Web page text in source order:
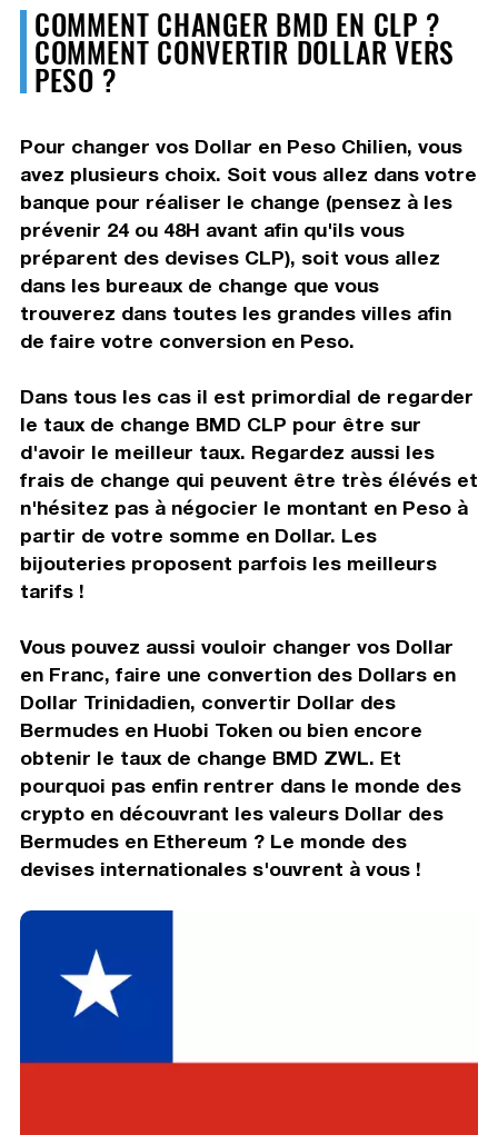
COMMENT CHANGER BMD EN CLP ?
COMMENT CONVERTIR DOLLAR VERS
PESO ?
Pour changer vos Dollar en Peso Chilien, vous
avez plusieurs choix. Soit vous allez dans votre
banque pour réaliser le change (pensez à les
prévenir 24 ou 48H avant afin qu'ils vous
préparent des devises CLP), soit vous allez
dans les bureaux de change que vous
trouverez dans toutes les grandes villes afin
de faire votre conversion en Peso.
Dans tous les cas il est primordial de regarder
le taux de change BMD CLP pour être sur
d'avoir le meilleur taux. Regardez aussi les
frais de change qui peuvent être très élévés et
n'hésitez pas à négocier le montant en Peso à
partir de votre somme en Dollar. Les
bijouteries proposent parfois les meilleurs
tarifs !
Vous pouvez aussi vouloir changer vos Dollar
en Franc, faire une convertion des Dollars en
Dollar Trinidadien, convertir Dollar des
Bermudes en Huobi Token ou bien encore
obtenir le taux de change BMD ZWL. Et
pourquoi pas enfin rentrer dans le monde des
crypto en découvrant les valeurs Dollar des
Bermudes en Ethereum ? Le monde des
devises internationales s'ouvrent à vous !